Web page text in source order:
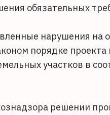
обязательных
нарушения на
порядке проекта
участков в
решении